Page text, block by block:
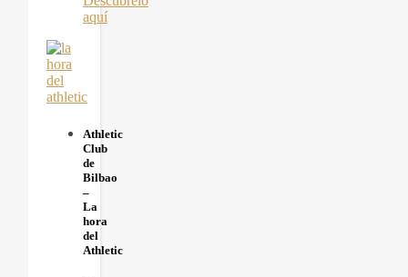
aquí
Athletic
Club
de
Bilbao
–
La
hora
del
Athletic